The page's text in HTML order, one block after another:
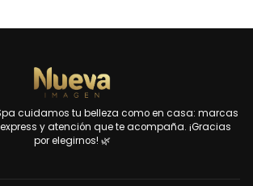
cuidamos tu belleza como en casa: marcas
y atención que te acompaña. ¡Gracias
por elegirnos! 🌿